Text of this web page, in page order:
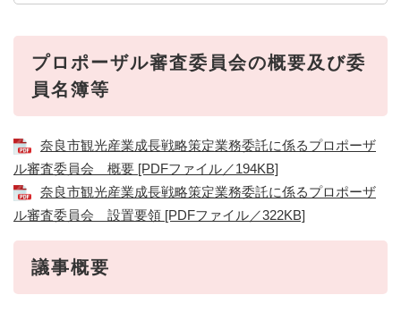
プロポーザル審査委員会の概要及び委
員名簿等
奈良市観光産業成長戦略策定業務委託に係るプロポーザ
ル審査委員会 概要 [PDFファイル／194KB]
奈良市観光産業成長戦略策定業務委託に係るプロポーザ
ル審査委員会 設置要領 [PDFファイル／322KB]
議事概要